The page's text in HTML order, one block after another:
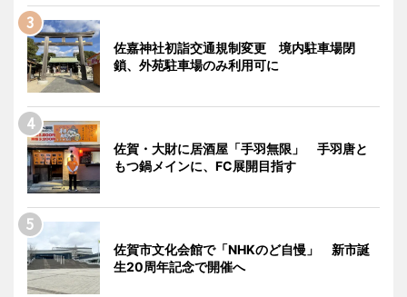
佐嘉神社初詣交通規制変更 境内駐車場閉
鎖、外苑駐車場のみ利用可に
佐賀・大財に居酒屋「手羽無限」 手羽唐と
もつ鍋メインに、FC展開目指す
佐賀市文化会館で「NHKのど自慢」 新市誕
生20周年記念で開催へ